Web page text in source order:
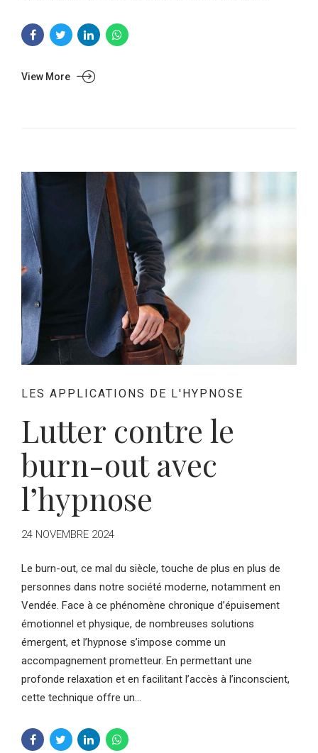
View More
LES APPLICATIONS DE L'HYPNOSE
Lutter contre le
burn-out avec
l’hypnose
24 NOVEMBRE 2024
Le burn-out, ce mal du siècle, touche de plus en plus de
personnes dans notre société moderne, notamment en
Vendée. Face à ce phénomène chronique d’épuisement
émotionnel et physique, de nombreuses solutions
émergent, et l’hypnose s’impose comme un
accompagnement prometteur. En permettant une
profonde relaxation et en facilitant l’accès à l’inconscient,
cette technique offre un...